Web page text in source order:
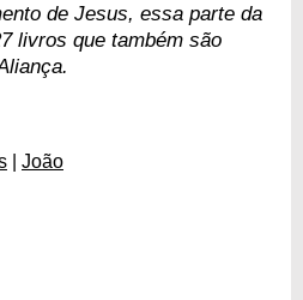
de Jesus, essa parte da
livros que também são
João